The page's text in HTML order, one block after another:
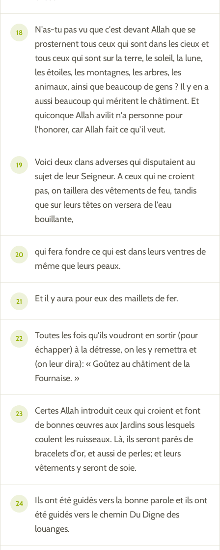
18
N'as-tu pas vu que c'est devant Allah que se
prosternent tous ceux qui sont dans les cieux et
tous ceux qui sont sur la terre, le soleil, la lune,
les étoiles, les montagnes, les arbres, les
animaux, ainsi que beaucoup de gens ? Il y en a
aussi beaucoup qui méritent le châtiment. Et
quiconque Allah avilit n'a personne pour
l'honorer, car Allah fait ce qu'il veut.
19
Voici deux clans adverses qui disputaient au
sujet de leur Seigneur. A ceux qui ne croient
pas, on taillera des vêtements de feu, tandis
que sur leurs têtes on versera de l'eau
bouillante,
20
qui fera fondre ce qui est dans leurs ventres de
même que leurs peaux.
21 Et il y aura pour eux des maillets de fer.
22
Toutes les fois qu'ils voudront en sortir (pour
échapper) à la détresse, on les y remettra et
(on leur dira): « Goûtez au châtiment de la
Fournaise. »
23
Certes Allah introduit ceux qui croient et font
de bonnes œuvres aux Jardins sous lesquels
coulent les ruisseaux. Là, ils seront parés de
bracelets d'or, et aussi de perles; et leurs
vêtements y seront de soie.
24
Ils ont été guidés vers la bonne parole et ils ont
été guidés vers le chemin Du Digne des
louanges.